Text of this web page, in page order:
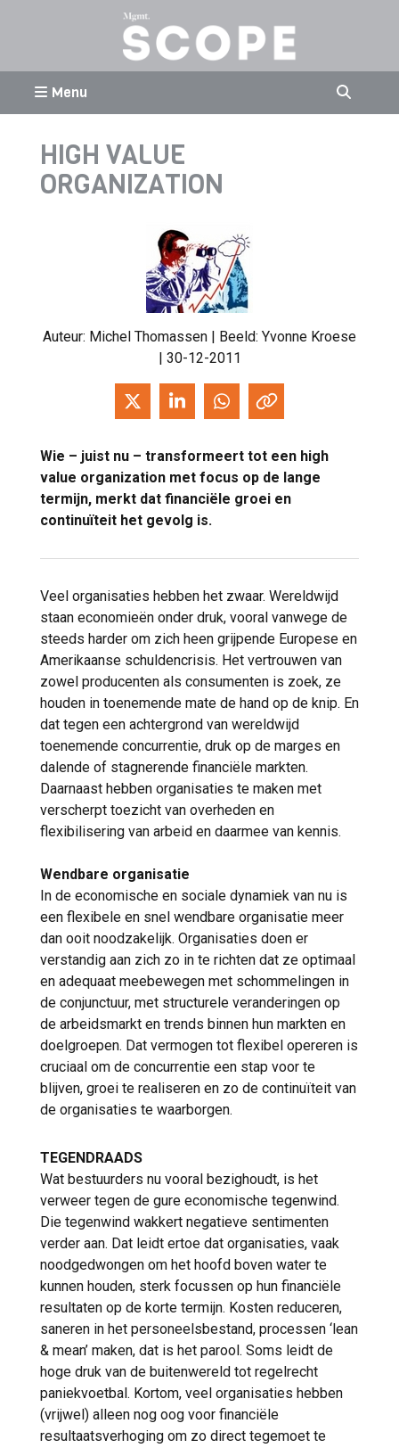
Menu
HIGH VALUE
ORGANIZATION
Auteur: Michel Thomassen | Beeld: Yvonne Kroese
| 30-12-2011
Wie – juist nu – transformeert tot een high
value organization met focus op de lange
termijn, merkt dat financiële groei en
continuïteit het gevolg is.
Veel organisaties hebben het zwaar. Wereldwijd
staan economieën onder druk, vooral vanwege de
steeds harder om zich heen grijpende Europese en
Amerikaanse schuldencrisis. Het vertrouwen van
zowel producenten als consumenten is zoek, ze
houden in toenemende mate de hand op de knip. En
dat tegen een achtergrond van wereldwijd
toenemende concurrentie, druk op de marges en
dalende of stagnerende financiële markten.
Daarnaast hebben organisaties te maken met
verscherpt toezicht van overheden en
flexibilisering van arbeid en daarmee van kennis.
Wendbare organisatie
In de economische en sociale dynamiek van nu is
een flexibele en snel wendbare organisatie meer
dan ooit noodzakelijk. Organisaties doen er
verstandig aan zich zo in te richten dat ze optimaal
en adequaat meebewegen met schommelingen in
de conjunctuur, met structurele veranderingen op
de arbeidsmarkt en trends binnen hun markten en
doelgroepen. Dat vermogen tot flexibel opereren is
cruciaal om de concurrentie een stap voor te
blijven, groei te realiseren en zo de continuïteit van
de organisaties te waarborgen.
TEGENDRAADS
Wat bestuurders nu vooral bezighoudt, is het
verweer tegen de gure economische tegenwind.
Die tegenwind wakkert negatieve sentimenten
verder aan. Dat leidt ertoe dat organisaties, vaak
noodgedwongen om het hoofd boven water te
kunnen houden, sterk focussen op hun financiële
resultaten op de korte termijn. Kosten reduceren,
saneren in het personeelsbestand, processen ‘lean
& mean’ maken, dat is het parool. Soms leidt de
hoge druk van de buitenwereld tot regelrecht
paniekvoetbal. Kortom, veel organisaties hebben
(vrijwel) alleen nog oog voor financiële
resultaatsverhoging om zo direct tegemoet te